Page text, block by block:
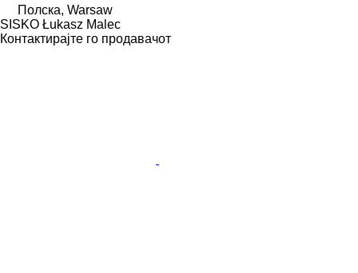
Полска, Warsaw
SISKO Łukasz Malec
Контактирајте го продавачот